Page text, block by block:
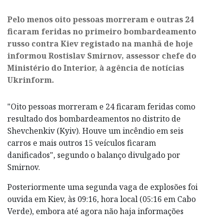
Pelo menos oito pessoas morreram e outras 24
ficaram feridas no primeiro bombardeamento
russo contra Kiev registado na manhã de hoje
informou Rostislav Smirnov, assessor chefe do
Ministério do Interior, à agência de notícias
Ukrinform.
"Oito pessoas morreram e 24 ficaram feridas como
resultado dos bombardeamentos no distrito de
Shevchenkiv (Kyiv). Houve um incêndio em seis
carros e mais outros 15 veículos ficaram
danificados", segundo o balanço divulgado por
Smirnov.
Posteriormente uma segunda vaga de explosões foi
ouvida em Kiev, às 09:16, hora local (05:16 em Cabo
Verde), embora até agora não haja informações